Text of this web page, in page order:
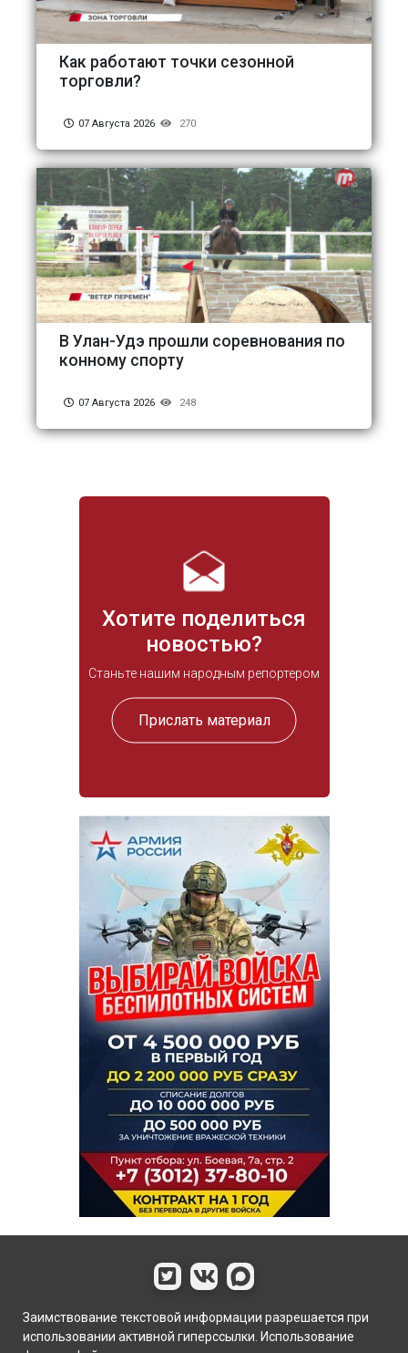
Хотите поделиться
новостью?
Станьте нашим народным репортером
Прислать материал
Как работают точки сезонной
торговли?
07 Августа 2026 270
В Улан-Удэ прошли соревнования по
конному спорту
07 Августа 2026 248
Заимствование текстовой информации разрешается при
использовании активной гиперссылки. Использование